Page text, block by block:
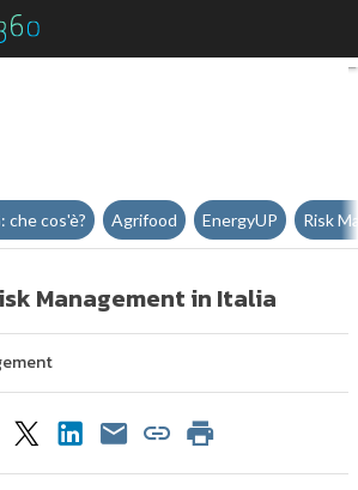
La carta del Risk Management
che cos'è? Agrifood EnergyUP Risk
Management in Italia